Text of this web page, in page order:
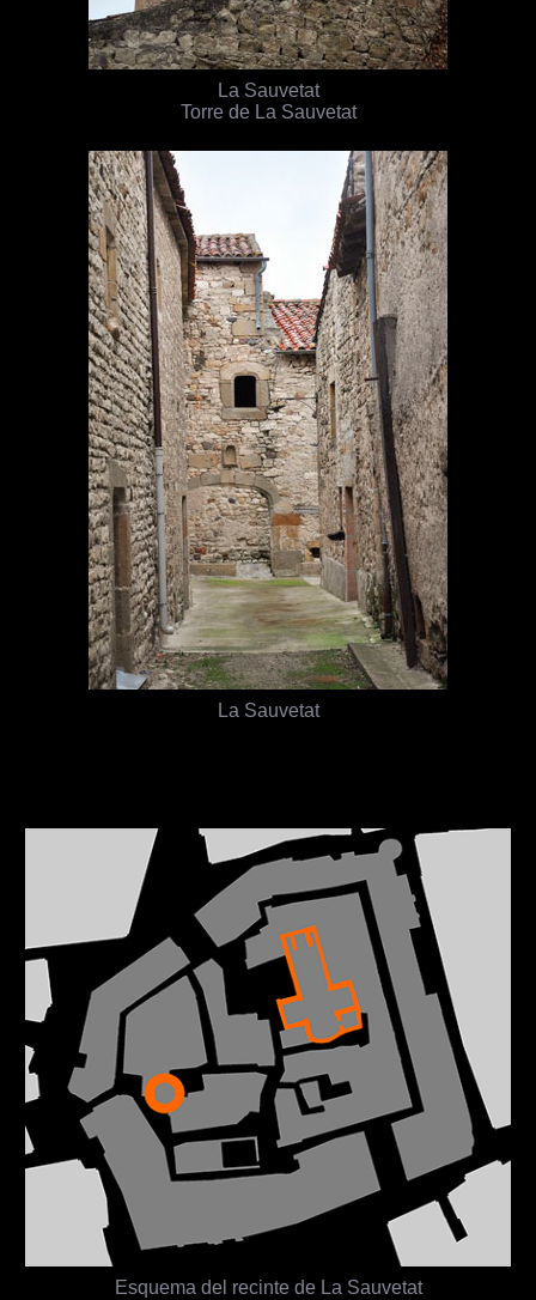
La Sauvetat
Torre de La Sauvetat
La Sauvetat
Esquema del recinte de La Sauvetat